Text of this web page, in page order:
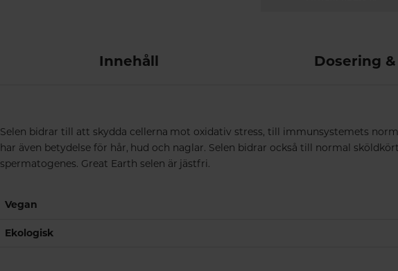
Innehåll Dosering
Selen bidrar till att skydda cellerna mot oxidativ stress, till immunsystemets
har även betydelse för hår, hud och naglar. Selen bidrar också till normal
spermatogenes. Great Earth selen är jästfri.
Vegan
Ekologisk